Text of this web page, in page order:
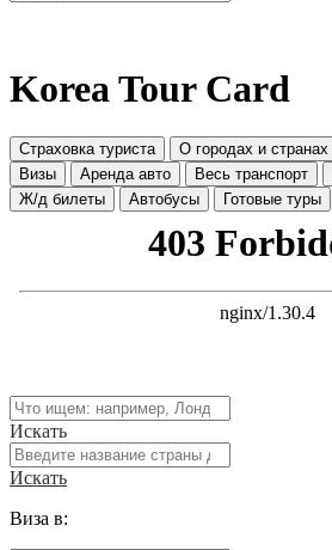
Korea Tour Card
Страховка туриста О городах и странах
Визы
Аренда авто Весь транспорт
Ж/д билеты
Автобусы Готовые туры
Искать
Искать
Виза в: